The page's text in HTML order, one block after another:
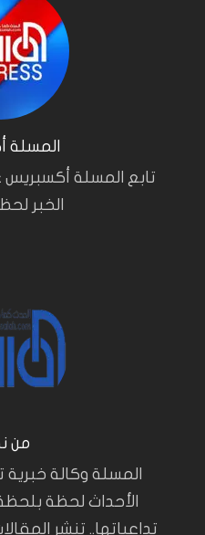
المسلة
تابع المسلة أكسبريس
الخبر
من
المسلة وكالة
الأحداث لحظة
تداعياتها.. تنشر